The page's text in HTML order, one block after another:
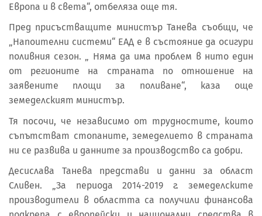
Европа и в света“, отбеляза още тя.
Пред присъстващите министър Танева съобщи, че
„Напоителни системи“ ЕАД е в състояние да осигури
поливния сезон. „ Няма да има проблем в нито един
от регионите на страната по отношение на
заявените площи за поливане“, каза още
земеделският министър.
Тя посочи, че независимо от трудностите, които
съпътстват стопаните, земеделието в страната
ни се развива и данните за производство са добри.
Десислава Танева представи и данни за област
Сливен. „За периода 2014-2019 г. земеделските
производители в областта са получили финансова